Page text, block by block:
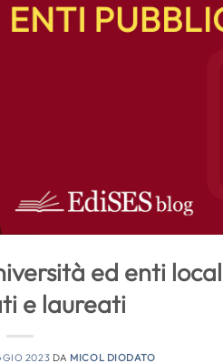
ed enti
e laureati
2023 DA MICOL DIODATO